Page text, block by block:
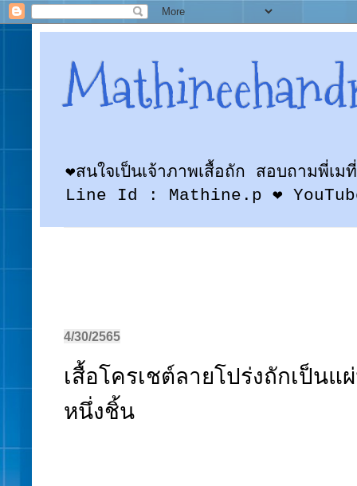
❤สนใจเป็นเจ้าภาพเสื้อถัก สอบถามพี่
Line Id : Mathine.p ❤
4/30/2565
เสื้อโครเชต์ลายโปร่งถักเป็
หนึ่งชิ้น